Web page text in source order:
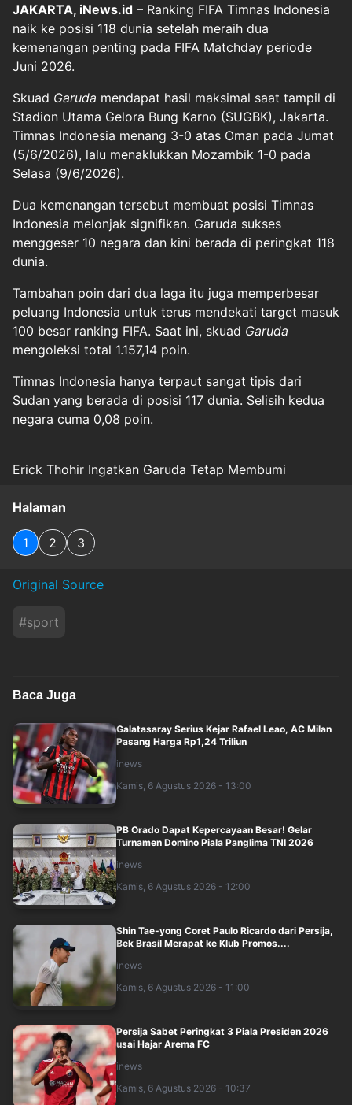
JAKARTA, iNews.id – Ranking FIFA Timnas Indonesia
naik ke posisi 118 dunia setelah meraih dua
kemenangan penting pada FIFA Matchday periode
Juni 2026.
Skuad Garuda mendapat hasil maksimal saat tampil di
Stadion Utama Gelora Bung Karno (SUGBK), Jakarta.
Timnas Indonesia menang 3-0 atas Oman pada Jumat
(5/6/2026), lalu menaklukkan Mozambik 1-0 pada
Selasa (9/6/2026).
Dua kemenangan tersebut membuat posisi Timnas
Indonesia melonjak signifikan. Garuda sukses
menggeser 10 negara dan kini berada di peringkat 118
dunia.
Tambahan poin dari dua laga itu juga memperbesar
peluang Indonesia untuk terus mendekati target masuk
100 besar ranking FIFA. Saat ini, skuad Garuda
mengoleksi total 1.157,14 poin.
Timnas Indonesia hanya terpaut sangat tipis dari
Sudan yang berada di posisi 117 dunia. Selisih kedua
negara cuma 0,08 poin.
Erick Thohir Ingatkan Garuda Tetap Membumi
Halaman
1 2 3
Original Source
#sport
Baca Juga
Galatasaray Serius Kejar Rafael Leao, AC Milan
Pasang Harga Rp1,24 Triliun
inews
Kamis, 6 Agustus 2026 - 13:00
PB Orado Dapat Kepercayaan Besar! Gelar
Turnamen Domino Piala Panglima TNI 2026
inews
Kamis, 6 Agustus 2026 - 12:00
Shin Tae-yong Coret Paulo Ricardo dari Persija,
Bek Brasil Merapat ke Klub Promos....
inews
Kamis, 6 Agustus 2026 - 11:00
Persija Sabet Peringkat 3 Piala Presiden 2026
usai Hajar Arema FC
inews
Kamis, 6 Agustus 2026 - 10:37